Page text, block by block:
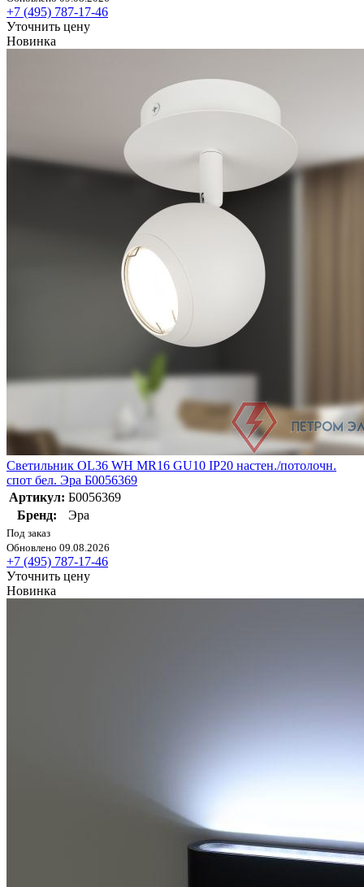
+7 (495) 787-17-46
Уточнить цену
Новинка
Светильник OL36 WH MR16 GU10 IP20 настен./потолочн.
спот бел. Эра Б0056369
Артикул: Б0056369
Бренд:
Эра
Под заказ
Обновлено 09.08.2026
+7 (495) 787-17-46
Уточнить цену
Новинка